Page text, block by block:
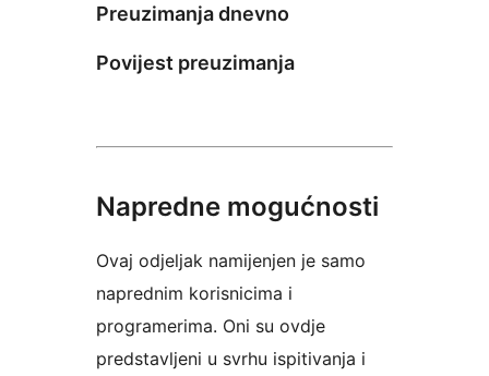
Preuzimanja dnevno
Povijest preuzimanja
Napredne mogućnosti
Ovaj odjeljak namijenjen je samo
naprednim korisnicima i
programerima. Oni su ovdje
predstavljeni u svrhu ispitivanja i